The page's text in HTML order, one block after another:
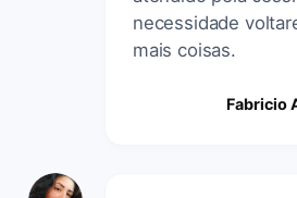
necessidade
mais coisas.
Fabricio